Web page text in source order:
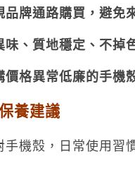
品牌通路購買，避免
味、質地穩定、不掉
價格異常低廉的手機
養建議
手機殼，日常使用習